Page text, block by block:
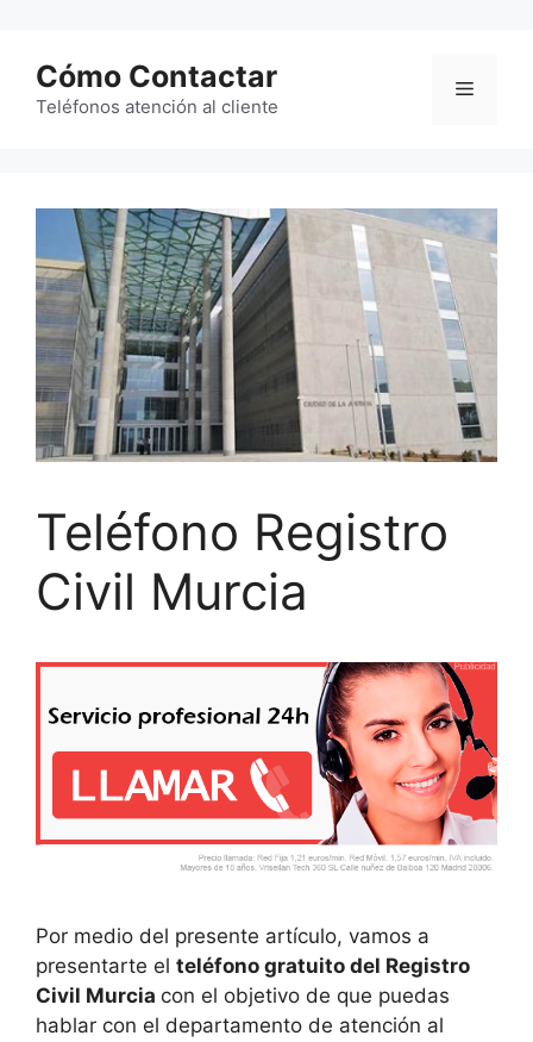
contenido
Cómo Contactar
Teléfonos atención al cliente
Menú
Teléfono Registro
Civil Murcia
Por medio del presente artículo, vamos a
presentarte el teléfono gratuito del Registro
Civil Murcia con el objetivo de que puedas
hablar con el departamento de atención al